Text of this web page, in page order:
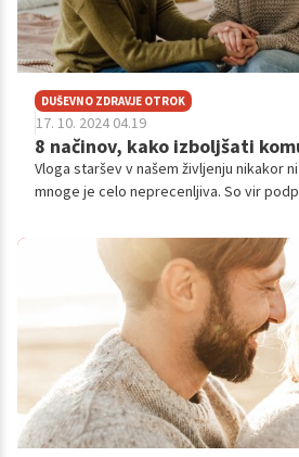
DUŠEVNO ZDRAVJE OTROK
17. 10. 2024 04.19
8 načinov, kako izboljšati
Vloga staršev v našem življenju nikakor
mnoge je celo neprecenljiva. So vir
dogajajo težave pri vzpostavljanju